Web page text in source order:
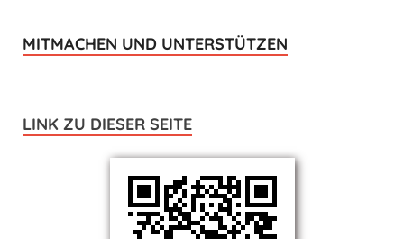
MITMACHEN UND UNTERSTÜTZEN
LINK ZU DIESER SEITE